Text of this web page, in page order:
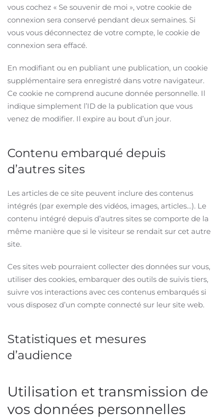
vous cochez « Se souvenir de moi », votre cookie de
connexion sera conservé pendant deux semaines. Si
vous vous déconnectez de votre compte, le cookie de
connexion sera effacé.
En modifiant ou en publiant une publication, un cookie
supplémentaire sera enregistré dans votre navigateur.
Ce cookie ne comprend aucune donnée personnelle. Il
indique simplement l’ID de la publication que vous
venez de modifier. Il expire au bout d’un jour.
Contenu embarqué depuis
d’autres sites
Les articles de ce site peuvent inclure des contenus
intégrés (par exemple des vidéos, images, articles…). Le
contenu intégré depuis d’autres sites se comporte de la
même manière que si le visiteur se rendait sur cet autre
site.
Ces sites web pourraient collecter des données sur vous,
utiliser des cookies, embarquer des outils de suivis tiers,
suivre vos interactions avec ces contenus embarqués si
vous disposez d’un compte connecté sur leur site web.
Statistiques et mesures
d’audience
Utilisation et transmission de
vos données personnelles